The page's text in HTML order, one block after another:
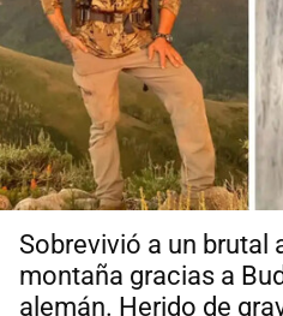
Sobrevivió a un brutal
montaña gracias a
alemán. Herido de